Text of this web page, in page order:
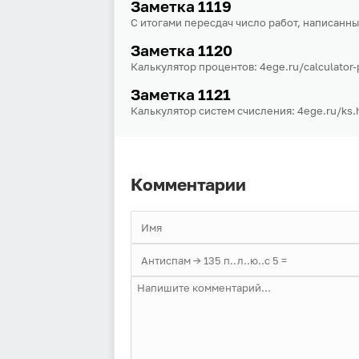
Заметка 1119
С итогами пересдач число работ,
Заметка 1120
Калькулятор процентов: 4ege.ru/
Заметка 1121
Калькулятор систем счисления: 4ege.ru/
Комментарии